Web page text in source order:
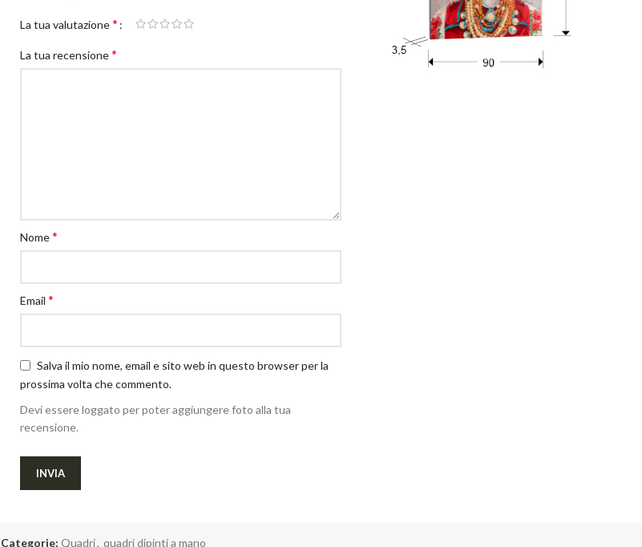
La tua valutazione*
La tua recensione*
Nome*
Email *
Salva il mio nome, email e sito web in questo browser per la
prossima volta che commento.
Devi essere loggato per poter aggiungere foto alla tua
recensione.
Categorie: Quadri, quadri dipinti a mano